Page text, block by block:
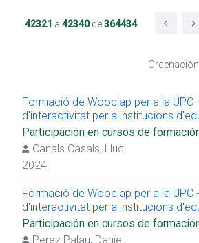
Website
Proyecto Final de Máster Oficial
Proyecto/Trabajo final de
Estancia en centro RDI
Proyecto final de máster UPC
Trabajo de proyecto
Participación en cursos de
Impartición de cursos de
Presentación de trabajo en
Artículos de revista (temática
Proyecto de innovación docente
Impartición de conferencia
Proyecto R+D+I competitivo
42321 a 42340de364434
Formació de Wooclap per a la UPC
d'interactivitat per a institucions
Participación en cursos de
Canals Casals, Lluc
2024
Formació de Wooclap per a la UPC
d'interactivitat per a institucions
Participación en cursos de
Perez Palau, Daniel